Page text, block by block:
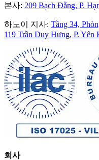
본사: 209 Bạch Đằng, P.
하노이 지사: Tầng 34,
119 Trần Duy Hưng, P. Yên
회사